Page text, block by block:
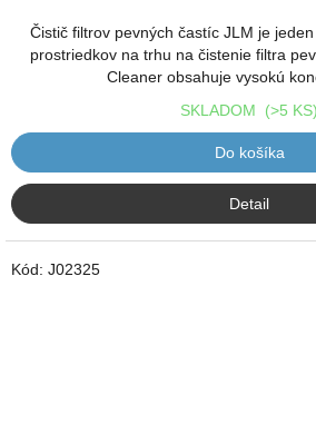
Čistič filtrov pevných častíc JLM je
prostriedkov na trhu na čistenie filtra
Cleaner obsahuje vysokú
SKLADOM (>5 KS)
Do košíka
Detail
Kód: J02325